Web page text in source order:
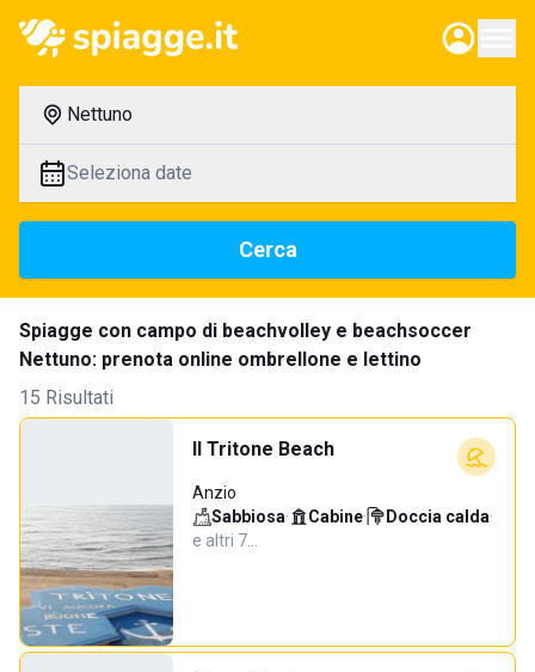
Nettuno
Seleziona date
Cerca
Spiagge con campo di beachvolley e beachsoccer
Nettuno: prenota online ombrellone e lettino
15 Risultati
Il Tritone Beach
Anzio
Sabbiosa· Cabine· Doccia calda·
e altri 7…